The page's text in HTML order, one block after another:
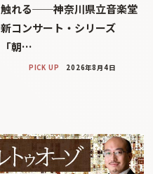
触れる──神奈川県立音楽堂
新コンサート・シリーズ
「朝…
PICK UP 2026年8月4日